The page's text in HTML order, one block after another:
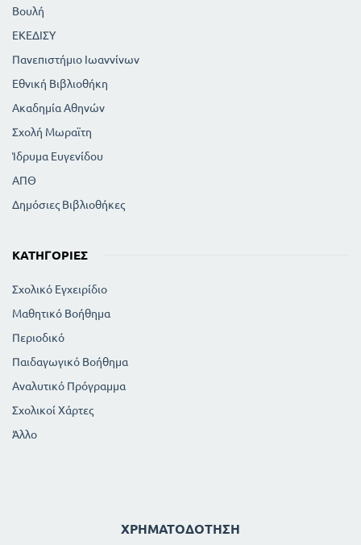
Βουλή
ΕΚΕΔΙΣΥ
Πανεπιστήμιο Ιωαννίνων
Εθνική Βιβλιοθήκη
Ακαδημία Αθηνών
Σχολή Μωραϊτη
Ίδρυμα Ευγενίδου
ΑΠΘ
Δημόσιες Βιβλιοθήκες
ΚΑΤΗΓΟΡΊΕΣ
Σχολικό Εγχειρίδιο
Μαθητικό Βοήθημα
Περιοδικό
Παιδαγωγικό Βοήθημα
Αναλυτικό Πρόγραμμα
Σχολικοί Χάρτες
Άλλο
ΧΡΗΜΑΤΟΔΌΤΗΣΗ